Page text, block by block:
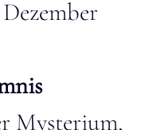
Mysterium,